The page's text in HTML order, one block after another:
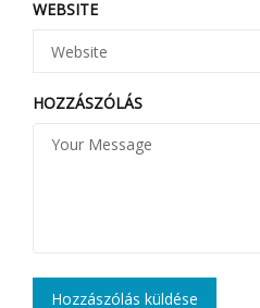
WEBSITE
HOZZÁSZÓLÁS